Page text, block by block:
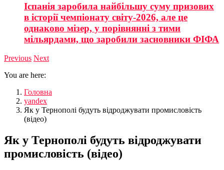
Іспанія заробила найбільшу суму призових
в історії чемпіонату світу-2026, але це
однаково мізер, у порівнянні з тими
мільярдами, що заробили засновники ФІФА
Previous Next
You are here:
Головна
yandex
Як у Тернополі будуть відроджувати промисловість
(відео)
Як у Тернополі будуть відроджувати
промисловість (відео)